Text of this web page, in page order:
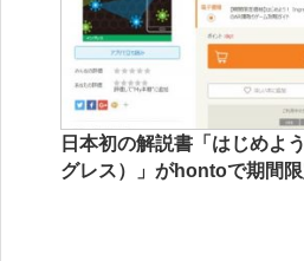
日本初の解説書「はじめよ
グレス）」がhontoで期間限